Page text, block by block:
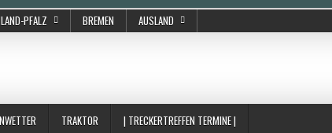
PFALZ BREMEN AUSLAND
TRAKTOR | TRECKERTREFFEN TERMINE |